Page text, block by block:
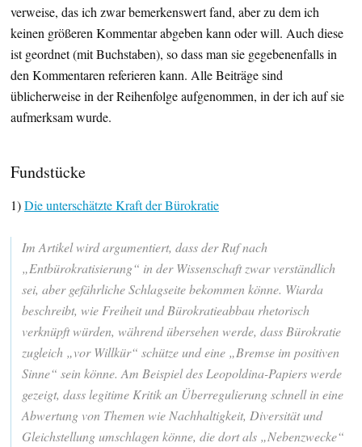
verweise, das ich zwar bemerkenswert fand, aber zu dem ich
keinen größeren Kommentar abgeben kann oder will. Auch diese
ist geordnet (mit Buchstaben), so dass man sie gegebenenfalls in
den Kommentaren referieren kann. Alle Beiträge sind
üblicherweise in der Reihenfolge aufgenommen, in der ich auf sie
aufmerksam wurde.
Fundstücke
1)Die unterschätzte Kraft der Bürokratie
Im Artikel wird argumentiert, dass der Ruf nach
„Entbürokratisierung“ in der Wissenschaft zwar verständlich
sei, aber gefährliche Schlagseite bekommen könne. Wiarda
beschreibt, wie Freiheit und Bürokratieabbau rhetorisch
verknüpft würden, während übersehen werde, dass Bürokratie
zugleich „vor Willkür“ schütze und eine „Bremse im positiven
Sinne“ sein könne. Am Beispiel des Leopoldina-Papiers werde
gezeigt, dass legitime Kritik an Überregulierung schnell in eine
Abwertung von Themen wie Nachhaltigkeit, Diversität und
Gleichstellung umschlagen könne, die dort als „Nebenzwecke“